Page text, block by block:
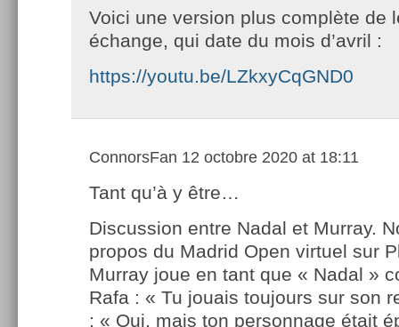
Voici une version plus complète de
échange, qui date du mois d’avril :
https://youtu.be/LZkxyCqGND0
ConnorsFan 12 octobre 2020 at 18:11
Tant qu’à y être…
Discussion entre Nadal et Murray.
propos du Madrid Open virtuel sur
Murray joue en tant que « Nadal »
Rafa : « Tu jouais toujours sur son
: « Oui, mais ton personnage était